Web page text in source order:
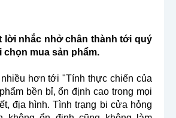
lời nhắc nhở chân thành tới quý
chọn mua sản phẩm.
hơn tới "Tính thực chiến của
bền bỉ, ổn định cao trong mọi
địa hình. Tình trạng bi cửa hỏng